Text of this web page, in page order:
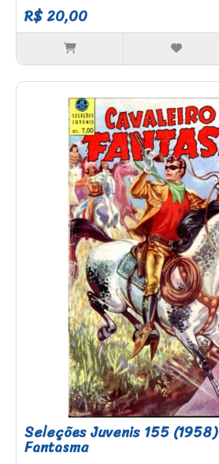
R$ 20,00
Seleções Juvenis 155
Fantasma